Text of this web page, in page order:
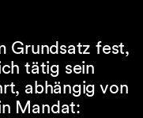
Grundsatz fest,
tätig sein
abhängig von
Mandat: